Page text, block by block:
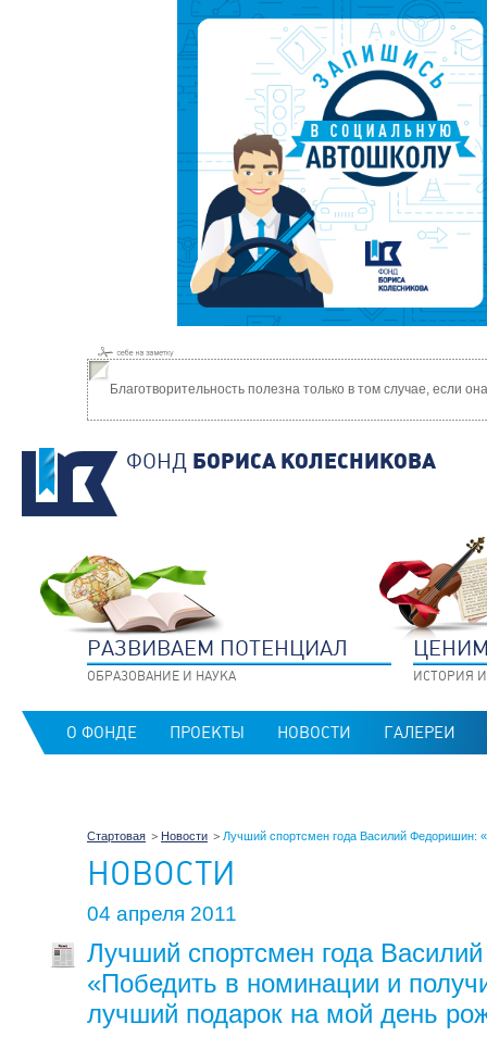
Благотворительность полезна только в том случае, если
ФОНД БОРИСА КОЛЕСНИКОВА
РАЗВИВАЕМ ПОТЕНЦИАЛ
ОБРАЗОВАНИЕ И НАУКА ИСТОРИЯ
О ФОНДЕ ПРОЕКТЫ НОВОСТИ ГАЛЕРЕИ
Стартовая Новости Лучший спортсмен года Василий Федоришин:
НОВОСТИ
04 апреля 2011
Лучший спортсмен года
«Победить в номинации и
лучший подарок на мой день